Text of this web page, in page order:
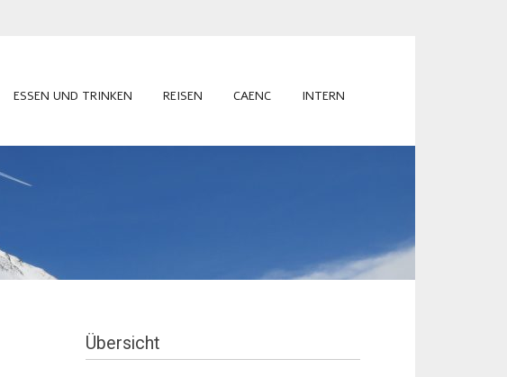
ESSEN UND TRINKEN REISEN CAENC INTERN
Übersicht